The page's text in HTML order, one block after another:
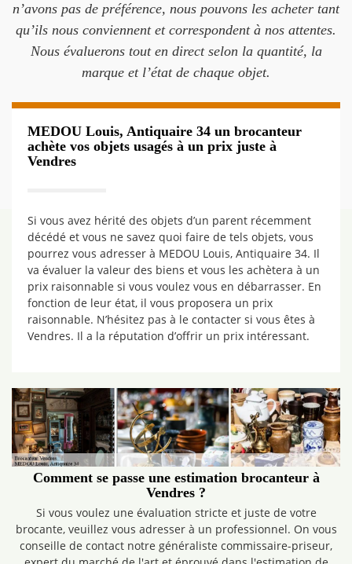
n’avons pas de préférence, nous pouvons les acheter tant
qu’ils nous conviennent et correspondent à nos attentes.
Nous évaluerons tout en direct selon la quantité, la
marque et l’état de chaque objet.
MEDOU Louis, Antiquaire 34 un brocanteur
achète vos objets usagés à un prix juste à
Vendres
Si vous avez hérité des objets d’un parent récemment
décédé et vous ne savez quoi faire de tels objets, vous
pourrez vous adresser à MEDOU Louis, Antiquaire 34. Il
va évaluer la valeur des biens et vous les achètera à un
prix raisonnable si vous voulez vous en débarrasser. En
fonction de leur état, il vous proposera un prix
raisonnable. N’hésitez pas à le contacter si vous êtes à
Vendres. Il a la réputation d’offrir un prix intéressant.
Comment se passe une estimation brocanteur à
Vendres ?
Si vous voulez une évaluation stricte et juste de votre
brocante, veuillez vous adresser à un professionnel. On vous
conseille de contact notre généraliste commissaire-priseur,